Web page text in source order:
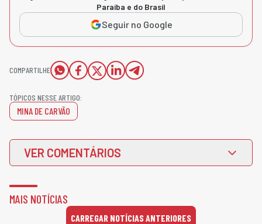
Paraíba e do Brasil
Seguir no Google
COMPARTILHE
TÓPICOS NESSE ARTIGO:
MINA DE CARVÃO
VER COMENTÁRIOS
MAIS NOTÍCIAS
CARREGAR NOTÍCIAS ANTERIORES